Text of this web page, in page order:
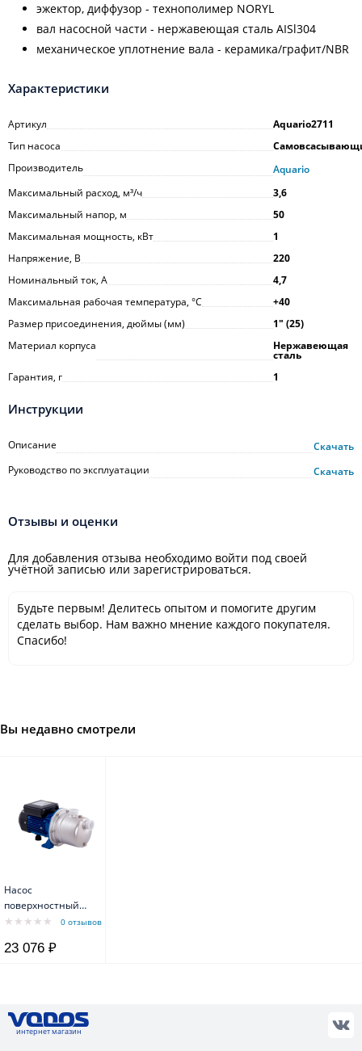
эжектор, диффузор - технополимер NORYL
вал насосной части - нержавеющая сталь AISl304
механическое уплотнение вала - керамика/графит/NВR
Характеристики
Артикул
Aquario2711
Тип насоса
Производитель
Aquario
Максимальный расход, м³/ч
3,6
Максимальный напор, м
50
Максимальная мощность, кВт
1
Напряжение, В
220
Номинальный ток, А
4,7
Максимальная рабочая температура, °С
+40
Размер присоединения, дюймы (мм)
1ʺ (25)
Материал корпуса
Нержавеющая
сталь
Гарантия, г
1
Инструкции
Описание
Скачать
Руководство по эксплуатации
Скачать
Отзывы и оценки
Для добавления отзыва необходимо войти под своей
учётной записью или зарегистрироваться.
Будьте первым! Делитесь опытом и помогите другим
сделать выбор. Нам важно мнение каждого покупателя.
Спасибо!
Вы недавно смотрели
Насос
поверхностный
AJS-100A
корпус Aquario
0 отзывов
23 076 ₽
интернет магазин